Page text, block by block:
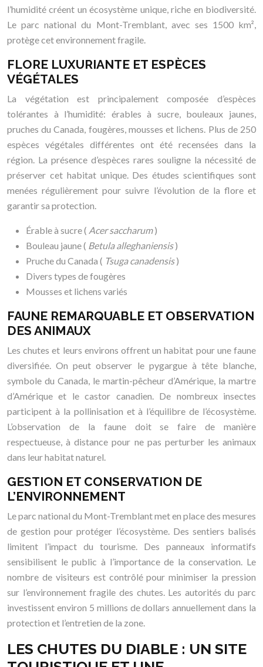
l’humidité créent un écosystème unique, riche en biodiversité.
Le parc national du Mont-Tremblant, avec ses 1500 km²,
protège cet environnement fragile.
FLORE LUXURIANTE ET ESPÈCES
VÉGÉTALES
La végétation est principalement composée d’espèces
tolérantes à l’humidité: érables à sucre, bouleaux jaunes,
pruches du Canada, fougères, mousses et lichens. Plus de 250
espèces végétales différentes ont été recensées dans la
région. La présence d’espèces rares souligne la nécessité de
préserver cet habitat unique. Des études scientifiques sont
menées régulièrement pour suivre l’évolution de la flore et
garantir sa protection.
Érable à sucre ( Acer saccharum)
Bouleau jaune ( Betula alleghaniensis)
Pruche du Canada ( Tsuga canadensis)
Divers types de fougères
Mousses et lichens variés
FAUNE REMARQUABLE ET OBSERVATION
DES ANIMAUX
Les chutes et leurs environs offrent un habitat pour une faune
diversifiée. On peut observer le pygargue à tête blanche,
symbole du Canada, le martin-pêcheur d’Amérique, la martre
d’Amérique et le castor canadien. De nombreux insectes
participent à la pollinisation et à l’équilibre de l’écosystème.
L’observation de la faune doit se faire de manière
respectueuse, à distance pour ne pas perturber les animaux
dans leur habitat naturel.
GESTION ET CONSERVATION DE
L’ENVIRONNEMENT
Le parc national du Mont-Tremblant met en place des mesures
de gestion pour protéger l’écosystème. Des sentiers balisés
limitent l’impact du tourisme. Des panneaux informatifs
sensibilisent le public à l’importance de la conservation. Le
nombre de visiteurs est contrôlé pour minimiser la pression
sur l’environnement fragile des chutes. Les autorités du parc
investissent environ 5 millions de dollars annuellement dans la
protection et l’entretien de la zone.
LES CHUTES DU DIABLE : UN SITE